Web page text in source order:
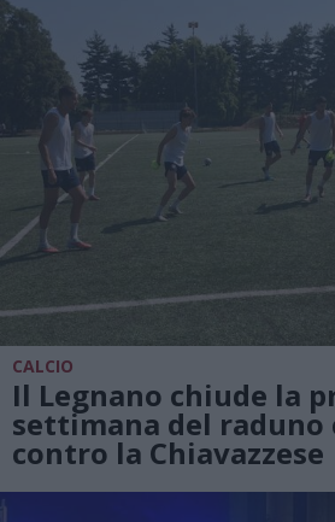
CALCIO
Il Legnano chiude la
settimana del raduno
contro la Chiavazzese